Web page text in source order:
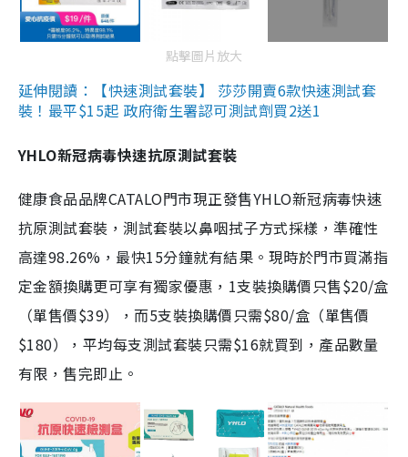
點擊圖片放大
延伸閱讀：【快速測試套裝】 莎莎開賣6款快速測試套
裝！最平$15起 政府衛生署認可測試劑買2送1
YHLO新冠病毒快速抗原測試套裝
健康食品品牌CATALO門市現正發售YHLO新冠病毒快速
抗原測試套裝，測試套裝以鼻咽拭子方式採樣，準確性
高達98.26%，最快15分鐘就有結果。現時於門市買滿指
定金額換購更可享有獨家優惠，1支裝換購價只售$20/盒
（單售價$39），而5支裝換購價只需$80/盒（單售價
$180），平均每支測試套裝只需$16就買到，產品數量
有限，售完即止。